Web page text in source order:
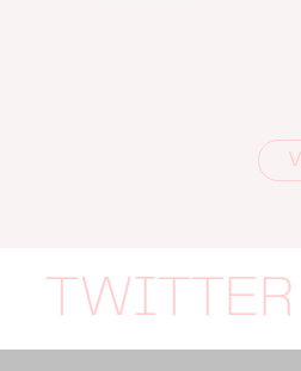
TWITTER